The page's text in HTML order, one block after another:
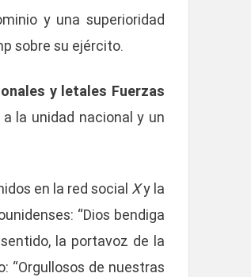
y una superioridad
sobre su ejército.
y letales Fuerzas
la unidad nacional y un
en la red social Xy la
“Dios bendiga
la portavoz de la
“Orgullosos de nuestras